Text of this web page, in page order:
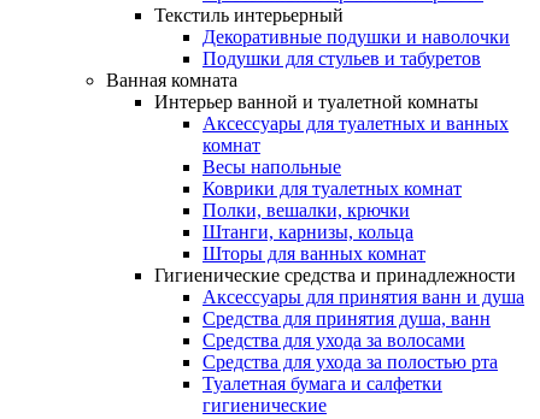
Текстиль интерьерный
Декоративные подушки и наволочки
Подушки для стульев и табуретов
Ванная комната
Интерьер ванной и туалетной комнаты
Аксессуары для туалетных и ванных
комнат
Весы напольные
Коврики для туалетных комнат
Полки, вешалки, крючки
Штанги, карнизы, кольца
Шторы для ванных комнат
Гигиенические средства и принадлежности
Аксессуары для принятия ванн и душа
Средства для принятия душа, ванн
Средства для ухода за волосами
Средства для ухода за полостью рта
Туалетная бумага и салфетки
гигиенические